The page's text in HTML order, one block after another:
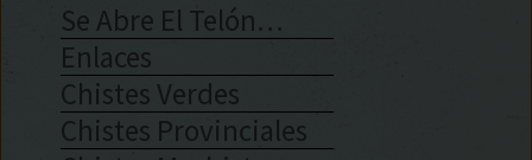
Se Abre El Telón…
Enlaces
Chistes Verdes
Chistes Provinciales